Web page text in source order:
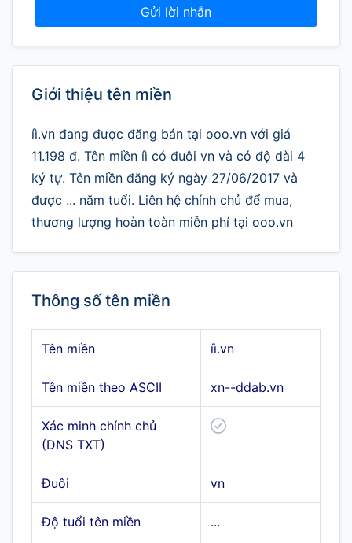
Gửi lời nhắn
Giới thiệu tên miền
íì.vn đang được đăng bán tại ooo.vn với giá
11.198 đ. Tên miền íì có đuôi vn và có độ dài 4
ký tự. Tên miền đăng ký ngày 27/06/2017 và
được ... năm tuổi. Liên hệ chính chủ để mua,
thương lượng hoàn toàn miễn phí tại ooo.vn
Thông số tên miền
Tên miền íì.vn
Tên miền theo ASCII xn--ddab.vn
Xác minh chính chủ
(DNS TXT)
Đuôi vn
Độ tuổi tên miền ...